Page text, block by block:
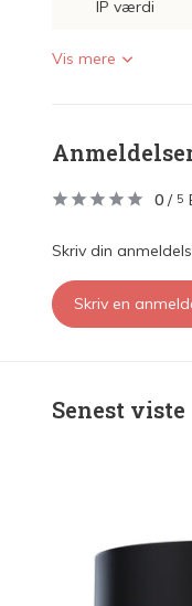
IP værdi
Vis mere
0 / 5
Skriv din
Skriv en
Senest viste